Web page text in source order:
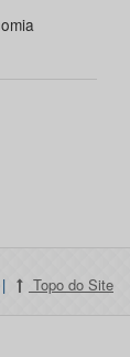
| Topo do Site